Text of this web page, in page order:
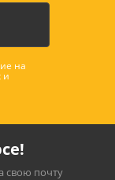
на
и
свою почту